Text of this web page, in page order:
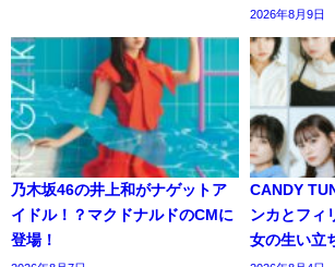
2026年8月9日
乃木坂46の井上和がナゲットア
イドル！？マクドナルドのCMに
登場！
CANDY
ンカとフィ
女の生い立